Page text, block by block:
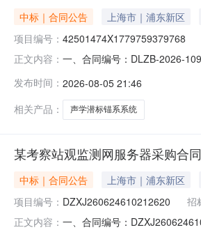
中标｜合同公告 上海市｜浦东新区
项目编号： 42501474X1779759379768
正文内容： 一、合同编号：DLZB-2026-
021-58714920供应商（乙方）
发布时间： 2026-08-05 21:46
相关产品：
声学潜标锚系系统
某考察站观监测网服务器采购合同
中标｜合同公告 上海市｜浦东新区
项目编号： DZXJ260624610212620 招
正文内容： 一、合同编号：